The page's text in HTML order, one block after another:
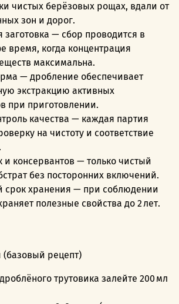
чистых берёзовых рощах, вдали от
зон и дорог.
заготовка — сбор проводится в
время, когда концентрация
максимальна.
— дробление обеспечивает
экстракцию активных
при приготовлении.
качества — каждая партия
на чистоту и соответствие
и консервантов — только чистый
без посторонних включений.
срок хранения — при соблюдении
полезные свойства до 2 лет.
(базовый рецепт)
дроблёного трутовика залейте 200 мл